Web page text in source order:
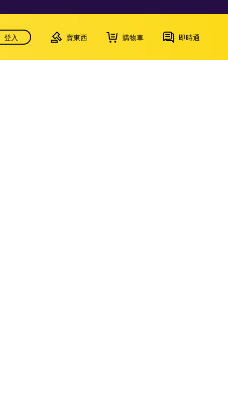
登入 賣東西 購物車 即時通